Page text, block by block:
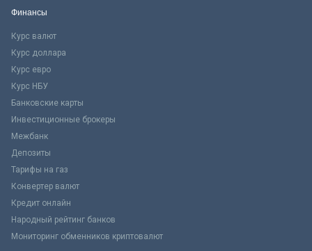
Финансы
Курс валют
Курс доллара
Курс евро
Курс НБУ
Банковские карты
Инвестиционные брокеры
Межбанк
Депозиты
Тарифы на газ
Конвертер валют
Кредит онлайн
Народный рейтинг банков
Мониторинг обменников криптовалют